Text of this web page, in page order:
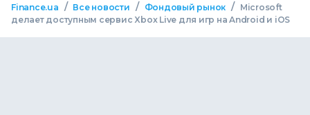
Finance.ua / Все новости / Фондовый рынок /
Microsoft
делает доступным сервис Xbox Live для игр на Android и iOS